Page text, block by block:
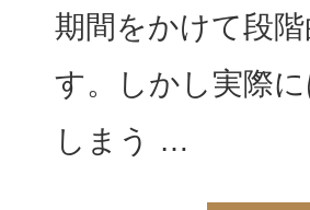
期間をかけて段
す。しかし実際
しまう …